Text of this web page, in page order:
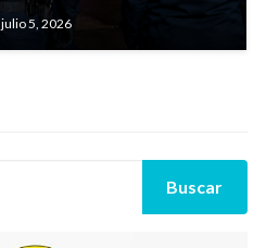
julio 5, 2026